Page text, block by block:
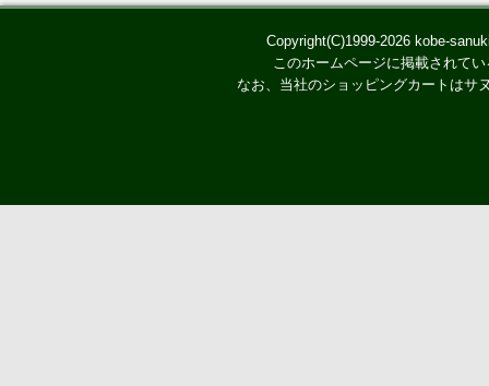
Copyright(C)1999-2026 kobe-
このホームページに掲載されて
なお、当社のショッピングカートはサ